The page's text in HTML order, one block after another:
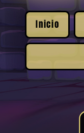
Inicio